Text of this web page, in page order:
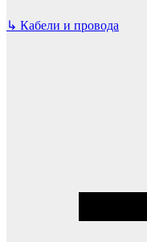
↳ Кабели и провода